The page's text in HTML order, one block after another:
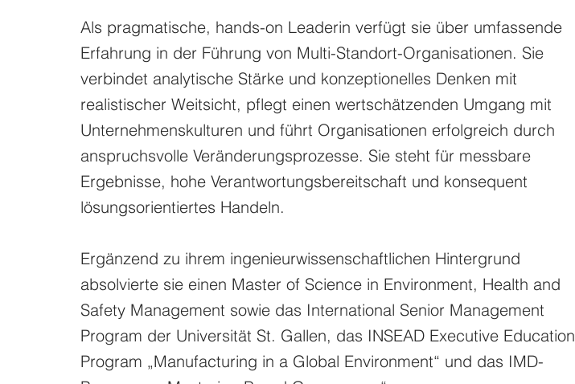
Als pragmatische, hands-on Leaderin verfügt sie über umfassende
Erfahrung in der Führung von Multi-Standort-Organisationen. Sie
verbindet analytische Stärke und konzeptionelles Denken mit
realistischer Weitsicht, pflegt einen wertschätzenden Umgang mit
Unternehmenskulturen und führt Organisationen erfolgreich durch
anspruchsvolle Veränderungsprozesse. Sie steht für messbare
Ergebnisse, hohe Verantwortungsbereitschaft und konsequent
lösungsorientiertes Handeln.
Ergänzend zu ihrem ingenieurwissenschaftlichen Hintergrund
absolvierte sie einen Master of Science in Environment, Health and
Safety Management sowie das International Senior Management
Program der Universität St. Gallen, das INSEAD Executive Education
Program „Manufacturing in a Global Environment“ und das IMD-